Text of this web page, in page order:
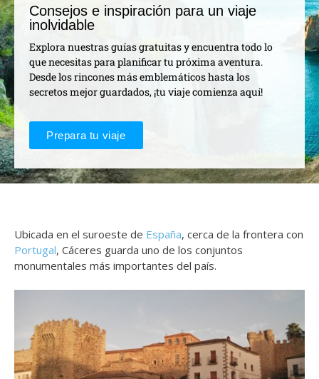
Consejos e inspiración para un viaje
inolvidable
Explora nuestras guías gratuitas y encuentra todo lo
que necesitas para planificar tu próxima aventura.
Desde los rincones más emblemáticos hasta los
secretos mejor guardados, ¡tu viaje comienza aquí!
Prepara tu viaje
Ubicada en el suroeste de España, cerca de la frontera con
Portugal, Cáceres guarda uno de los conjuntos
monumentales más importantes del país.